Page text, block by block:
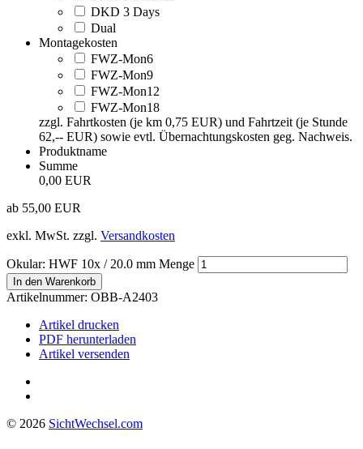
DKD 3 Days
Dual
Montagekosten
FWZ-Mon6
FWZ-Mon9
FWZ-Mon12
FWZ-Mon18
zzgl. Fahrtkosten (je km 0,75 EUR) und Fahrtzeit (je Stunde
62,-- EUR) sowie evtl. Übernachtungskosten geg. Nachweis.
Produktname
Summe
0,00 EUR
ab 55,00 EUR
exkl. MwSt. zzgl. Versandkosten
Okular: HWF 10x / 20.0 mm Menge
In den Warenkorb
Artikelnummer: OBB-A2403
Artikel drucken
PDF herunterladen
Artikel versenden
© 2026 SichtWechsel.com